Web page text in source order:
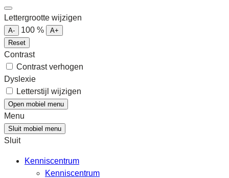
Lettergrootte wijzigen
A- 100 %
A+
Reset
Contrast
Contrast verhogen
Dyslexie
Letterstijl wijzigen
Open mobiel menu
Menu
Sluit mobiel menu
Sluit
Kenniscentrum
Kenniscentrum